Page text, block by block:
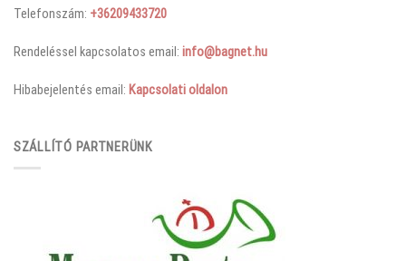
Telefonszám: +36209433720
Rendeléssel kapcsolatos email: info@bagnet.hu
Hibabejelentés email: Kapcsolati oldalon
SZÁLLÍTÓ PARTNERÜNK